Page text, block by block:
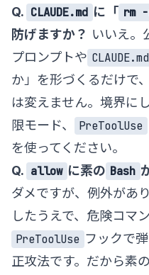
Q. CLAUDE.md に「 rm
防げますか？ いいえ。
プロンプトや CLAUDE.md
か」を形づくるだけで
は変えません。境界に
限モード、
PreToolUse
を使ってください。
Q. allow に素の Bash
ダメですが、例外があ
したうえで、危険コマ
PreToolUse フックで
正攻法です。だから素の